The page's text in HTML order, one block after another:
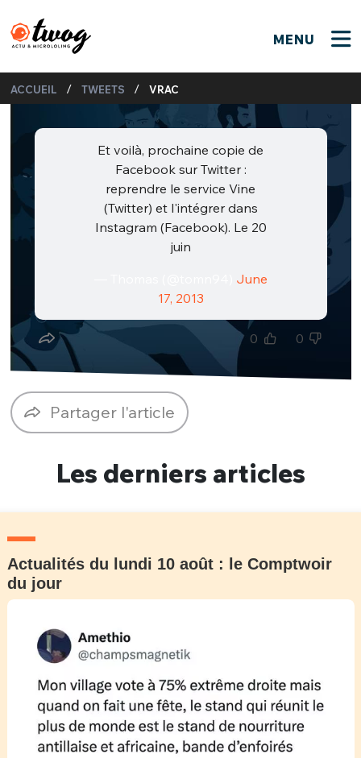
MENU
ACCUEIL / TWEETS / VRAC
Et voilà, prochaine copie de
Facebook sur Twitter :
reprendre le service Vine
(Twitter) et l'intégrer dans
Instagram (Facebook). Le 20
juin
June
17, 2013
0 0
Partager l'article
Les derniers articles
Actualités du lundi 10 août : le Comptwoir
du jour
Bienvenue !
JE M'INSCRIS
Connexion
Mot de passe perdu ?
CONNEXION
FERMER
VOTRE PARTICIPATION
Que souhaitez-vous proposer ?
Quelques tweets
C'EST PARTI
Ma propre sélection
M'INSCRIRE
Un Thread